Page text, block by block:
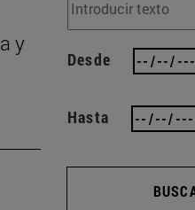
y
Desde
Hasta